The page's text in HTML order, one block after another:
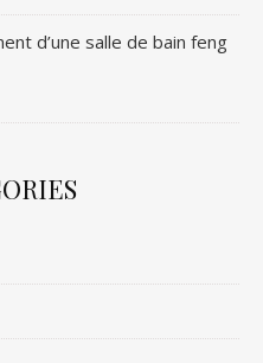
d’une salle de bain feng